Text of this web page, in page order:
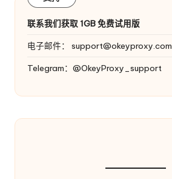
试
用
-
k
等。
联系我们获取 1GB 免费试用版
电子邮件： support@okeyproxy.com
Telegram：@OkeyProxy_support